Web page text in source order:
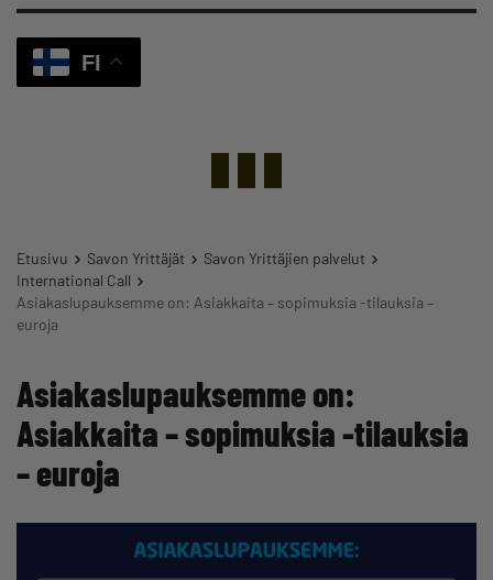
FI
Etusivu Savon Yrittäjät
Savon Yrittäjien palvelut
International Call
Asiakaslupauksemme on: Asiakkaita – sopimuksia -tilauksia –
euroja
Asiakaslupauksemme on:
Asiakkaita – sopimuksia -tilauksia
– euroja